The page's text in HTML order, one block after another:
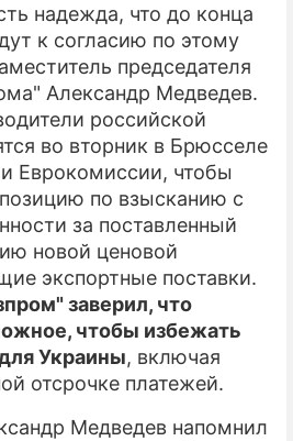
надежда, что до конца
к согласию по этому
председателя
Александр Медведев.
российской
во вторник в Брюсселе
Еврокомиссии, чтобы
по взысканию с
за поставленный
новой ценовой
экспортные поставки.
заверил, что
чтобы избежать
Украины, включая
отсрочке платежей.
Медведев напомнил